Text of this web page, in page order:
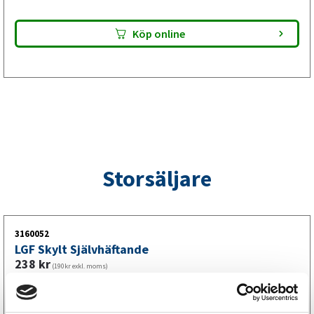
Köp online
Storsäljare
3160052
LGF Skylt Självhäftande
238 kr (190kr exkl. moms)